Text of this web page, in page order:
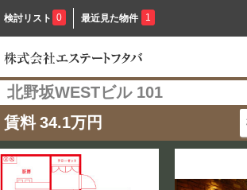
検討リスト 0 最近見た物件 1
北野坂WESTビル 101
賃料 34.1万円